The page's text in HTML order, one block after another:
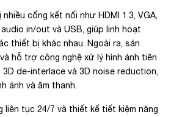
cổng kết nối như HDMI 1.3, VGA,
in/out và USB, giúp linh hoạt
thiết bị khác nhau. Ngoài ra, sản
hỗ trợ công nghệ xử lý hình ảnh tiên
de-interlace và 3D noise reduction,
ảnh và âm thanh.
liên tục 24/7 và thiết kế tiết kiệm năng